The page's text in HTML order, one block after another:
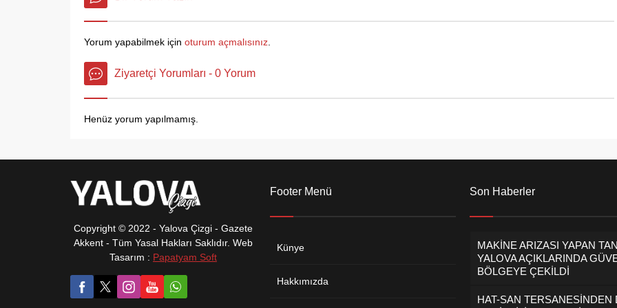
Balıkçıların ihbarıyla Altınova
Belediyesi Zabıta Amirliği ve Kuş
Gözlem Sorumluları...
Yusuf Deniz İnan, Rümeysa Beyaz
Yorum yapabilmek için oturum açmalısınız.
Ziyaretçi Yorumları - 0 Yorum
Henüz yorum yapılmamış.
Copyright © 2022 - Yalova Çizgi - Gazete
Akkent - Tüm Yasal Hakları Saklıdır. Web
Tasarım : Papatyam Soft
Footer Menü
Künye
Hakkımızda
Son Haberler
MAKİNE ARIZASI YAPAN
YALOVA AÇIKLARINDA
BÖLGEYE ÇEKİLDİ
HAT-SAN TERSANESİNDEN